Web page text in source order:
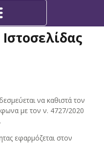
να καθιστά τον
με τον ν. 4727/2020
εφαρμόζεται στον